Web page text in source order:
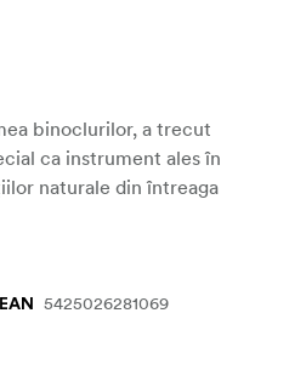
binoclurilor, a trecut
ca instrument ales în
naturale din întreaga
EAN 5425026281069